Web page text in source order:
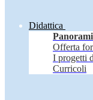
Didattica
Offerta
I progetti
Curricoli